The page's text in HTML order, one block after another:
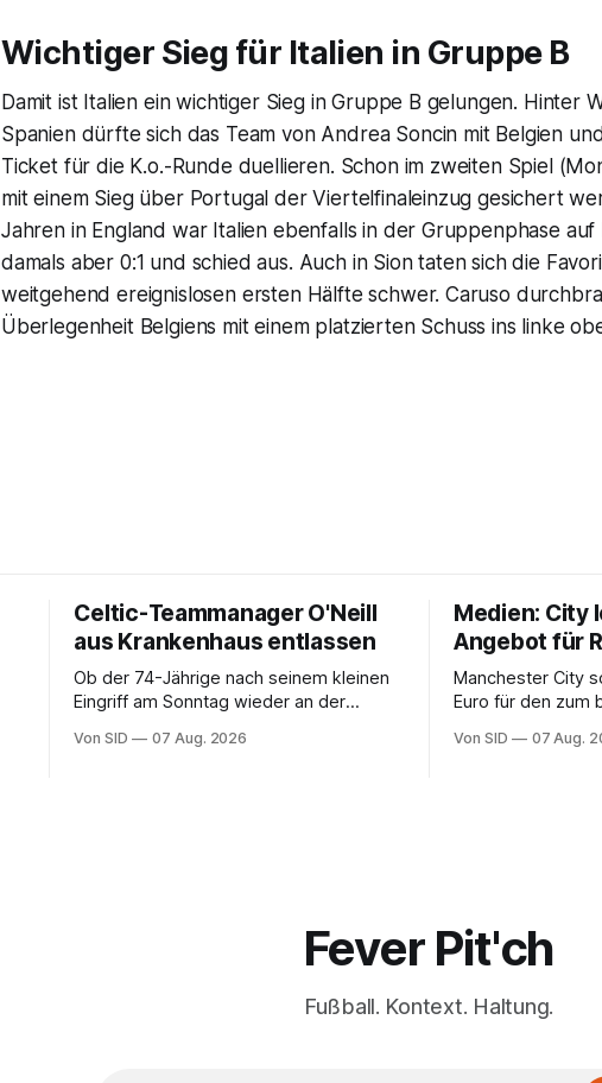
Wichtiger Sieg für Italien in Gruppe B
Damit ist Italien ein wichtiger Sieg in Gruppe B gelungen. Hinter
Spanien dürfte sich das Team von Andrea Soncin mit Belgien
Ticket für die K.o.-Runde duellieren. Schon im zweiten Spiel
mit einem Sieg über Portugal der Viertelfinaleinzug gesichert
Jahren in England war Italien ebenfalls in der Gruppenphase
damals aber 0:1 und schied aus. Auch in Sion taten sich die
weitgehend ereignislosen ersten Hälfte schwer. Caruso
Überlegenheit Belgiens mit einem platzierten Schuss ins linke
Celtic-Teammanager O'Neill
aus Krankenhaus entlassen
Ob der 74-Jährige nach seinem kleinen
Eingriff am Sonntag wieder an der
Von SID 07 Aug. 2026
Medien: City
Angebot für
Manchester City
Euro für den zum
Von SID 07 Aug.
Fever Pit'ch
Fußball. Kontext. Haltung.